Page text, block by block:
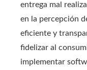
entrega mal
en la percepción
eficiente y
fidelizar al
implementar